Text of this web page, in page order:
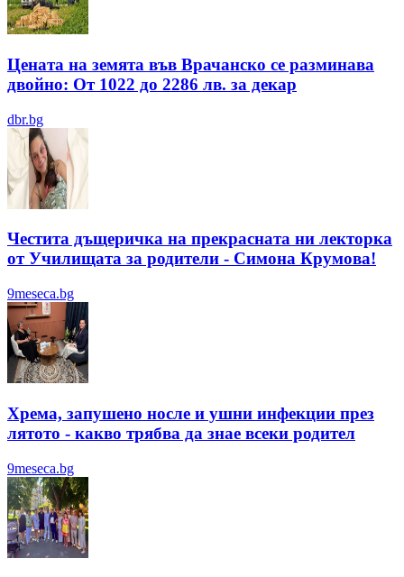
Цената на земята във Врачанско се разминава
двойно: От 1022 до 2286 лв. за декар
dbr.bg
Честита дъщеричка на прекрасната ни лекторка
от Училищата за родители - Симона Крумова!
9meseca.bg
Хрема, запушено носле и ушни инфекции през
лятотo - какво трябва да знае всеки родител
9meseca.bg